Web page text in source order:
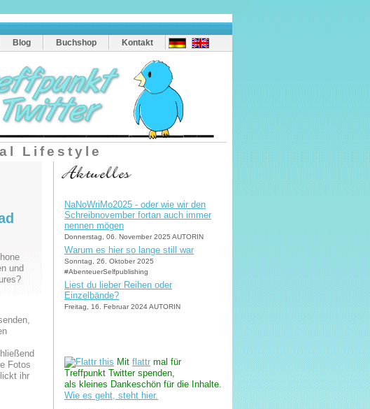
Blog Buchshop Kontakt
Lifestyle
und
Fotos
ihr
NaNoWriMo2025 - oder wie wir den
Schreibnovember fortan auch immer
nennen mögen
Donnerstag, 06. November 2025 AUTORIN
Warum es hier so lange still war
Sonntag, 26. Oktober 2025
#AbenteuerSelfpublishing
Liest du lieber Reihen oder
Einzelbände?
Freitag, 16. Februar 2024 AUTORIN
Mit flattr mal für
Treffpunkt Twitter spenden,
als kleines Dankeschön für die Inhalte.
Wie es geht, steht hier.